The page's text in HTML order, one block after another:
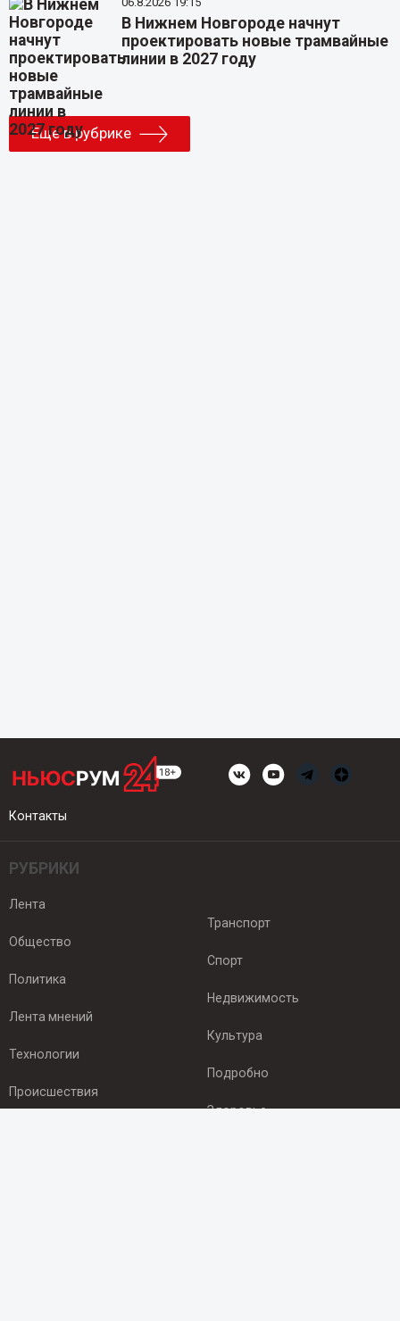
В Нижнем Новгороде начнут
проектировать новые трамвайные
линии в 2027 году
Еще в рубрике
Контакты
РУБРИКИ
Лента
Общество
Политика
Лента мнений
Технологии
Происшествия
Транспорт
Спорт
Недвижимость
Культура
Подробно
Здоровье